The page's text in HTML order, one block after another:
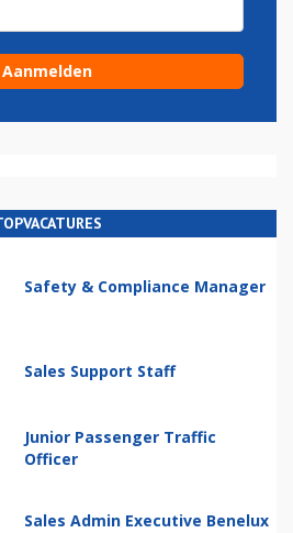
Safety & Compliance Manager
Sales Support Staff
Junior Passenger Traffic
Officer
Sales Admin Executive Benelux